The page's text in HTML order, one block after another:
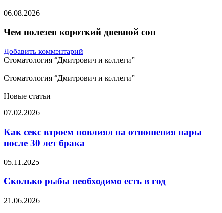
06.08.2026
Чем полезен короткий дневной сон
Добавить комментарий
Стоматология “Дмитрович и коллеги”
Стоматология “Дмитрович и коллеги”
Новые статьи
Как
втроем
повлиял
на
пары
30
брака
07.02.2026
Как секс втроем повлиял на отношения пары
после 30 лет брака
Сколько
необходимо
в
05.11.2025
Сколько рыбы необходимо есть в год
Врач
21.06.2026